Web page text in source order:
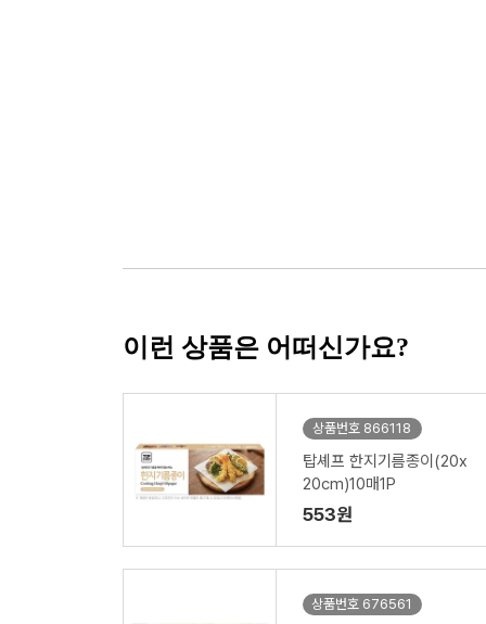
이런 상품은 어떠신가요?
상품번호 866118
탑셰프 한지기름종이(20x
20cm)10매1P
553원
상품번호 676561